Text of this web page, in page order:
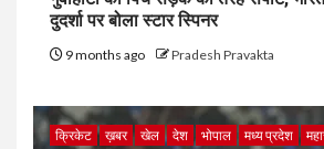
दुदर्शा पर बोला स्टार स्पिनर
9 months ago Pradesh Pravakta
क्रिकेट ख़बर खेल देश भोपाल मध्य प्रदेश